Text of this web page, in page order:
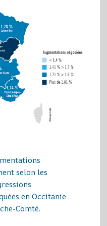
selon les
en Occitanie